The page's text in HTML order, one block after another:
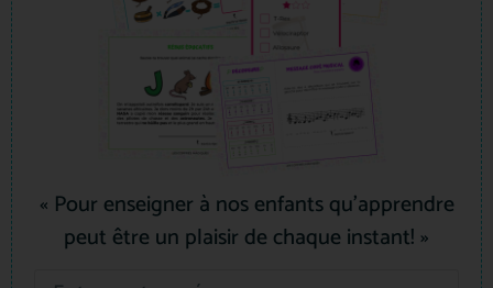
« Pour enseigner à nos enfants qu’apprendre
peut être un plaisir de chaque instant! »